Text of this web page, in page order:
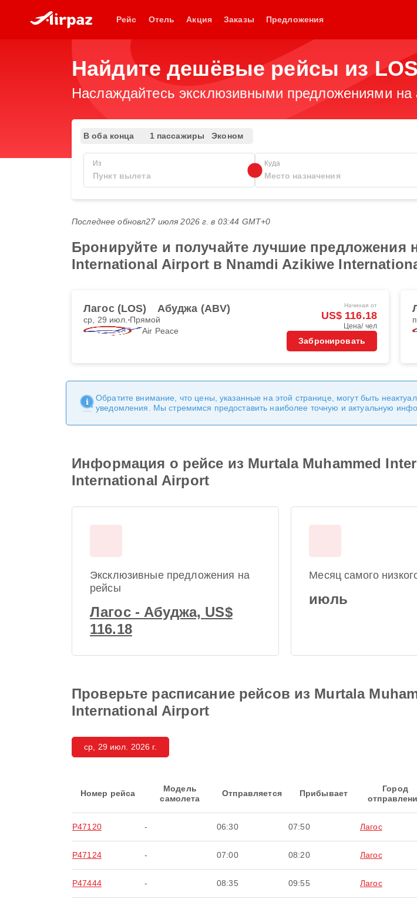
Рейс Отель Акция Заказы Предложения
Найдите дешёвые рейсы из
Наслаждайтесь эксклюзивными предложениями
В оба конца 1 пассажиры Эконом
Из Куда
Последнее обновл27 июля 2026 г. в 03:44 GMT+0
Бронируйте и получайте лучшие предложения
International Airport в Nnamdi Azikiwe
Лагос (LOS) Абуджа (ABV)
ср, 29 июл. Прямой
Air Peace
Начиная от
US$ 116.18
Цена/ чел
Забронировать
Обратите внимание, что цены, указанные на этой странице, могут быть
уведомления. Мы стремимся предоставить наиболее точную и актуальную
Информация о рейсе из Murtala Muhammed
International Airport
Эксклюзивные предложения на
рейсы
Лагос - Абуджа, US$
116.18
Месяц самого
июль
Проверьте расписание рейсов из Murtala
International Airport
ср, 29 июл. 2026 г.
Номер рейса
Модель
самолета
Отправляется Прибывает
Город
P47120 - 06:30 07:50 Лагос
P47124 - 07:00 08:20 Лагос
P47444 - 08:35 09:55 Лагос